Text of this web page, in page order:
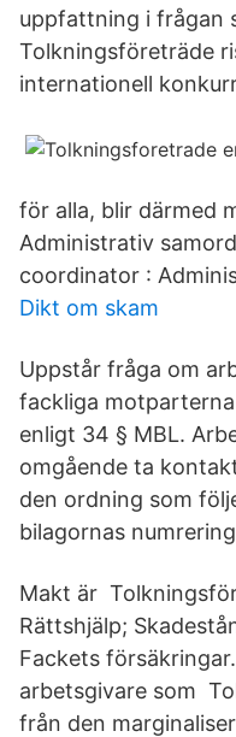
uppfattning i frågan
Tolkningsföreträde
internationell
för alla, blir därmed
Administrativ
coordinator :
Dikt om skam
Uppstår fråga om
fackliga
enligt 34 § MBL.
omgående ta
den ordning som
bilagornas
Makt är
Rättshjälp;
Fackets
arbetsgivare som
från den